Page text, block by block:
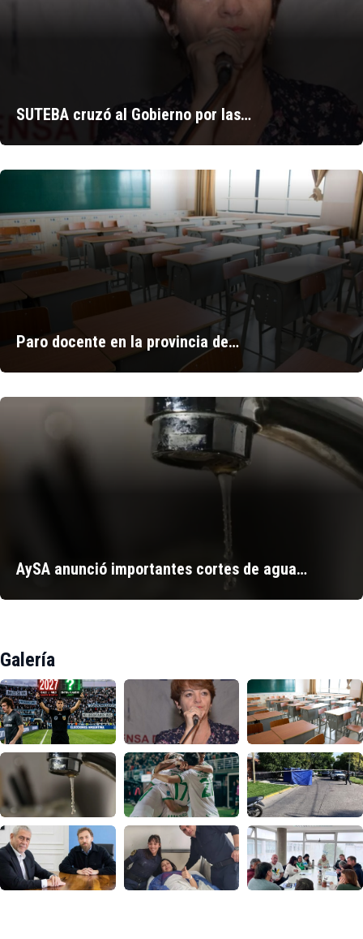
SUTEBA cruzó al Gobierno por las…
Paro docente en la provincia de…
AySA anunció importantes cortes de agua…
Galería